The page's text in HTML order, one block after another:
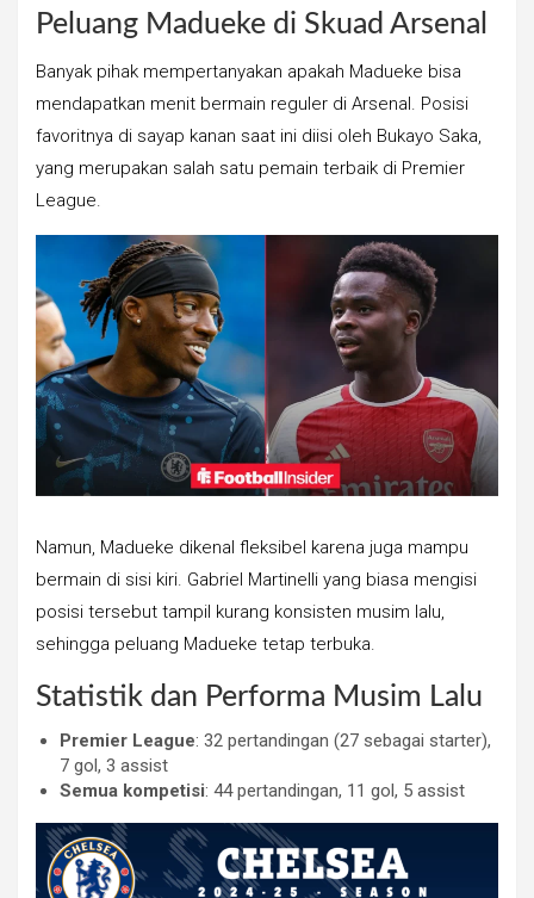
Peluang Madueke di Skuad Arsenal
Banyak pihak mempertanyakan apakah Madueke bisa
mendapatkan menit bermain reguler di Arsenal. Posisi
favoritnya di sayap kanan saat ini diisi oleh Bukayo Saka,
yang merupakan salah satu pemain terbaik di Premier
League.
Namun, Madueke dikenal fleksibel karena juga mampu
bermain di sisi kiri. Gabriel Martinelli yang biasa mengisi
posisi tersebut tampil kurang konsisten musim lalu,
sehingga peluang Madueke tetap terbuka.
Statistik dan Performa Musim Lalu
Premier League: 32 pertandingan (27 sebagai starter),
7 gol, 3 assist
Semua kompetisi: 44 pertandingan, 11 gol, 5 assist